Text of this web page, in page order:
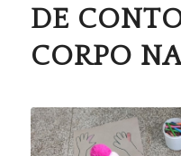
DE
CORPO